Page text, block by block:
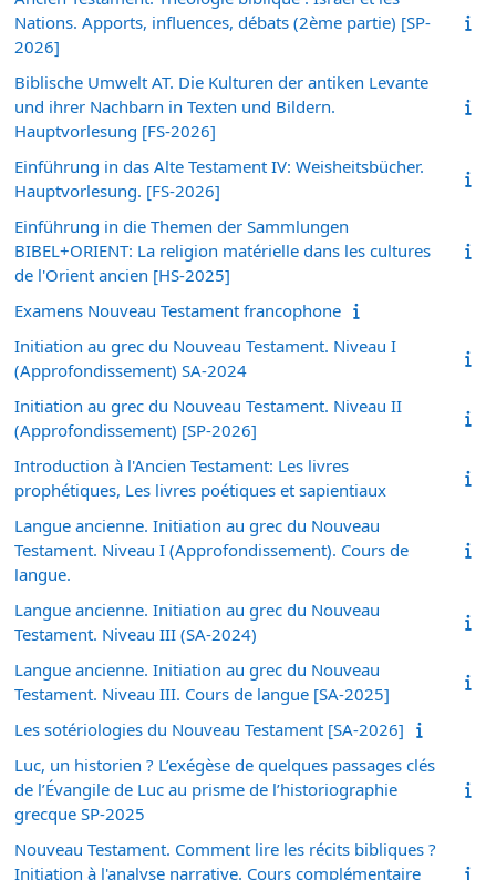
Nations. Apports, influences, débats (2ème partie) [SP-
2026]
Biblische Umwelt AT. Die Kulturen der antiken Levante
und ihrer Nachbarn in Texten und Bildern.
Hauptvorlesung [FS-2026]
Einführung in das Alte Testament IV: Weisheitsbücher.
Hauptvorlesung. [FS-2026]
Einführung in die Themen der Sammlungen
BIBEL+ORIENT: La religion matérielle dans les cultures
de l'Orient ancien [HS-2025]
Examens Nouveau Testament francophone
Initiation au grec du Nouveau Testament. Niveau I
(Approfondissement) SA-2024
Initiation au grec du Nouveau Testament. Niveau II
(Approfondissement) [SP-2026]
Introduction à l'Ancien Testament: Les livres
prophétiques, Les livres poétiques et sapientiaux
Langue ancienne. Initiation au grec du Nouveau
Testament. Niveau I (Approfondissement). Cours de
langue.
Langue ancienne. Initiation au grec du Nouveau
Testament. Niveau III (SA-2024)
Langue ancienne. Initiation au grec du Nouveau
Testament. Niveau III. Cours de langue [SA-2025]
Les sotériologies du Nouveau Testament [SA-2026]
Luc, un historien ? L’exégèse de quelques passages clés
de l’Évangile de Luc au prisme de l’historiographie
grecque SP-2025
Nouveau Testament. Comment lire les récits bibliques ?
Initiation à l'analyse narrative. Cours complémentaire